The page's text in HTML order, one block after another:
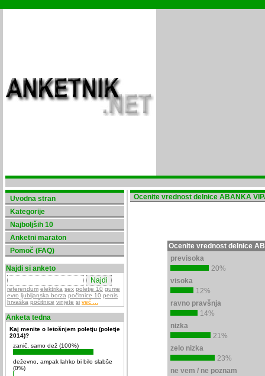
Uvodna stran
Kategorije
Najboljših 10
Anketni maraton
Pomoč (FAQ)
Najdi si anketo
referendum elektrika sex poletje 10 gume
evro ljubljanska borza počitnice 10 penis
hrvaška počitnice vinjete si več ...
Anketa tedna
Kaj menite o letošnjem poletju (poletje
2014)?
zanič, samo dež (100%)
deževno, ampak lahko bi bilo slabše
(0%)
Ocenite vrednost delnice ABANKA
Ocenite vrednost delnice
previsoka
20%
visoka
12%
ravno pravšnja
14%
nizka
21%
zelo nizka
23%
ne vem / ne poznam